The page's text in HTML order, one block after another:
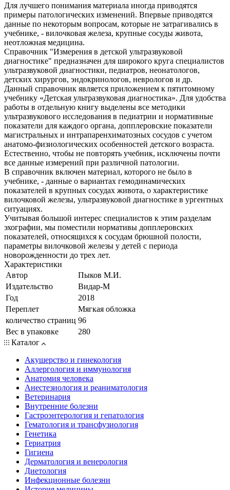
Для лучшего понимания материала иногда приводятся
примеры патологических изменений. Впервые приводятся
данные по некоторым вопросам, которые не затрагивались в
учебнике, - вилочковая железа, крупные сосуды живота,
неотложная медицина.
Справочник "Измерения в детской ультразвуковой
диагностике" предназначен для широкого круга специалистов
ультразвуковой диагностики, педиатров, неонатологов,
детских хирургов, эндокринологов, неврологов и др.
Данный справочник является приложением к пятитомному
учебнику «Детская ультразвуковая диагностика». Для удобства
работы в отдельную книгу выделены все методики
ультразвукового исследования в педиатрии и нормативные
показатели для каждого органа, допплеровские показатели
магистральных и интрапаренхиматозных сосудов с учетом
анатомо-физиологических особенностей детского возраста.
Естественно, чтобы не повторять учебник, исключены почти
все данные измерений при различной патологии.
В справочник включен материал, которого не было в
учебнике, - данные о вариантах гемодинамических
показателей в крупных сосудах живота, о характеристике
вилочковой железы, ультразвуковой диагностике в ургентных
ситуациях.
Учитывая большой интерес специалистов к этим разделам
эхографии, мы поместили нормативы допплеровских
показателей, относящихся к сосудам брюшной полости,
параметры вилочковой железы у детей с периода
новорожденности до трех лет.
Характеристики
Автор
Пыков М.И.
Издательство
Видар-М
Год
2018
Переплет
Мягкая обложка
количество страниц 96
Вес в упаковке
280
Каталог
Акушерство и гинекология
Аллергология и иммунология
Анатомия человека
Анестезиология и реаниматология
Ветеринария
Внутренние болезни
Гастроэнтерология и гепатология
Гематология и трансфузиология
Генетика
Гериатрия
Гигиена
Дерматология и венерология
Диетология
Инфекционные болезни